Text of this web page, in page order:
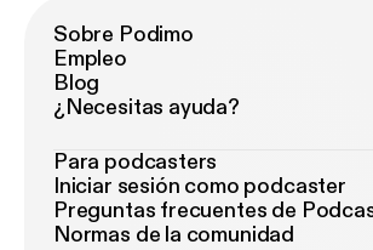
Sobre Podimo
Empleo
Blog
¿Necesitas ayuda?
Para podcasters
Iniciar sesión como podcaster
Preguntas frecuentes de
Normas de la comunidad